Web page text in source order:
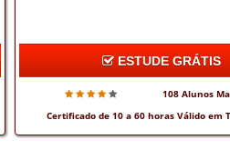
ESTUDE GRÁTIS
108 Alunos
Certificado de 10 a 60 horas Válido em